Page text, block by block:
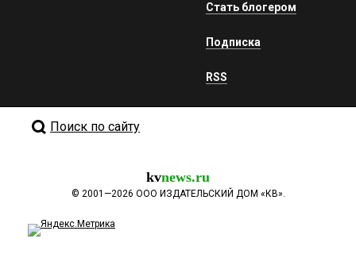
Стать блогером
Подписка
RSS
Поиск по сайту
kvnews.ru
© 2001—2026 ООО ИЗДАТЕЛЬСКИЙ ДОМ «КВ».